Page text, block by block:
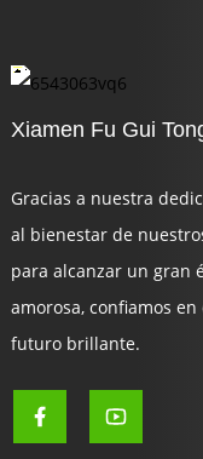
Xiamen Fu Gui
Gracias a nuestra
al bienestar de
para alcanzar un gran
amorosa, confiamos
futuro brillante.